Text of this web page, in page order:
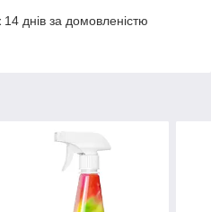
днів за домовленістю